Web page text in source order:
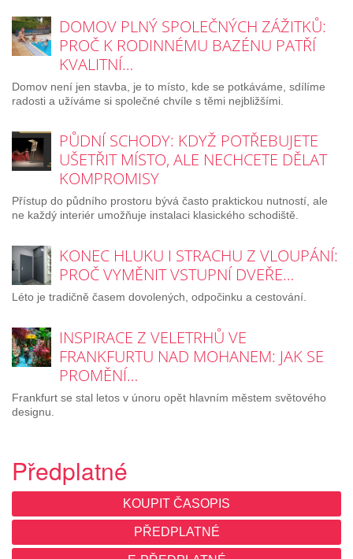
DOMOV PLNÝ SPOLEČNÝCH ZÁŽITKŮ:
PROČ K RODINNÉMU BAZÉNU PATŘÍ
KVALITNÍ…
Domov není jen stavba, je to místo, kde se potkáváme, sdílíme
radosti a užíváme si společné chvíle s těmi nejbližšími.
PŮDNÍ SCHODY: KDYŽ POTŘEBUJETE
UŠETŘIT MÍSTO, ALE NECHCETE DĚLAT
KOMPROMISY
Přístup do půdního prostoru bývá často praktickou nutností, ale
ne každý interiér umožňuje instalaci klasického schodiště.
KONEC HLUKU I STRACHU Z VLOUPÁNÍ:
PROČ VYMĚNIT VSTUPNÍ DVEŘE…
Léto je tradičně časem dovolených, odpočinku a cestování.
INSPIRACE Z VELETRHŮ VE
FRANKFURTU NAD MOHANEM: JAK SE
PROMĚNÍ…
Frankfurt se stal letos v únoru opět hlavním městem světového
designu.
Předplatné
KOUPIT ČASOPIS
PŘEDPLATNÉ